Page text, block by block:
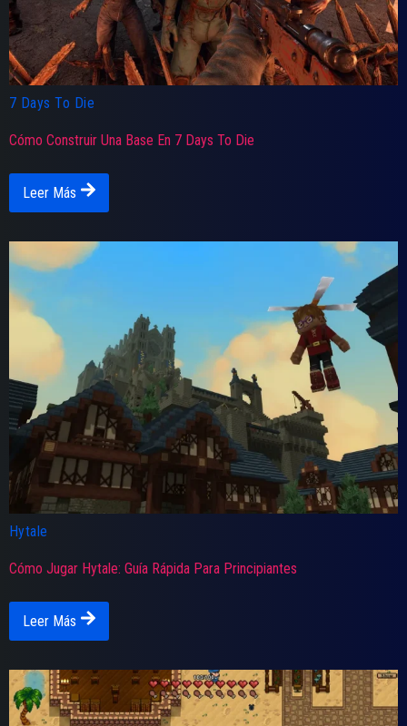
7 Days To Die
Cómo Construir Una Base En 7 Days To Die
Leer Más
Hytale
Cómo Jugar Hytale: Guía Rápida Para Principiantes
Leer Más